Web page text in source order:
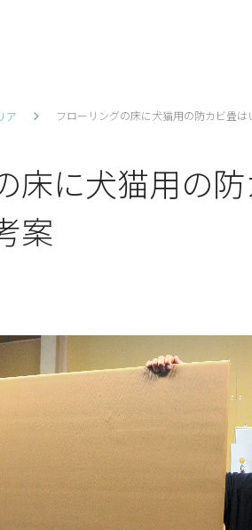
ア フローリングの床に犬猫用の防カビ畳
床に犬猫用の
案